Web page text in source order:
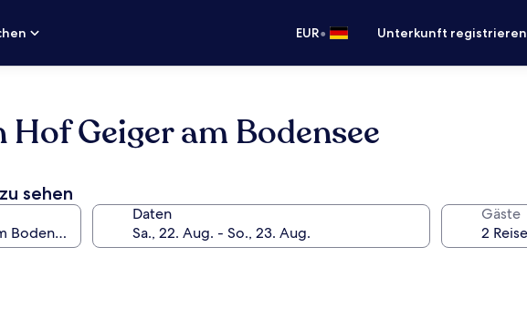
EUR• Unterkunft registrieren
Geiger am Bodensee
sehen
Daten Gäste